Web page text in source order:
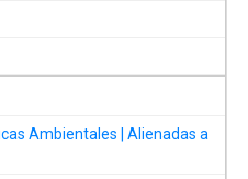
Ambientales | Alienadas a